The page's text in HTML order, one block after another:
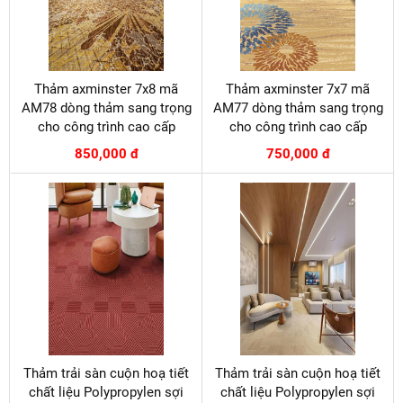
Thảm axminster 7x8 mã
AM78 dòng thảm sang trọng
cho công trình cao cấp
850,000 đ
Thảm axminster 7x7 mã
AM77 dòng thảm sang trọng
cho công trình cao cấp
750,000 đ
Thảm trải sàn cuộn hoạ tiết
chất liệu Polypropylen sợi
Thảm trải sàn cuộn hoạ tiết
chất liệu Polypropylen sợi